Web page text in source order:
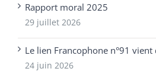
Rapport moral 2025
29 juillet 2026
Le lien Francophone n°91
24 juin 2026